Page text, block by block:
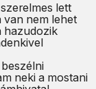
lett
van nem lehet
hazudozik
neki a mostani